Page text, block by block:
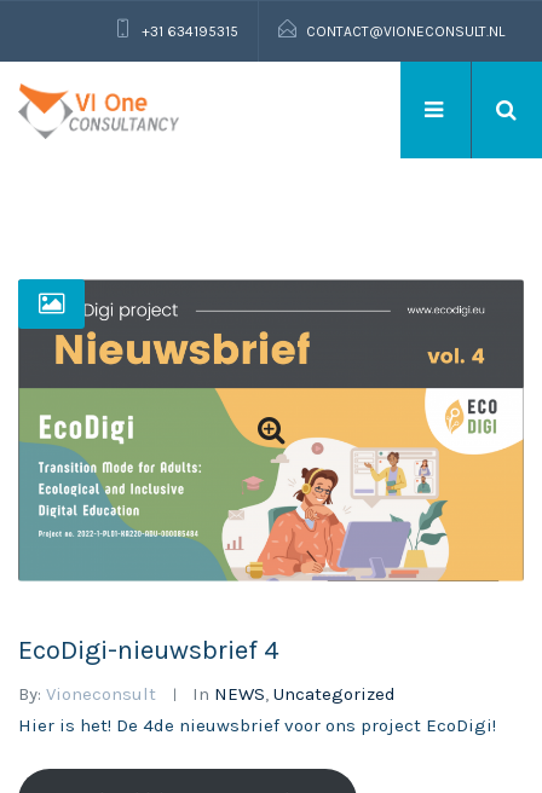
+31 634195315 CONTACT@VIONECONSULT.NL
EcoDigi-nieuwsbrief 4
By: Vioneconsult In NEWS, Uncategorized
Hier is het! De 4de nieuwsbrief voor ons project EcoDigi!